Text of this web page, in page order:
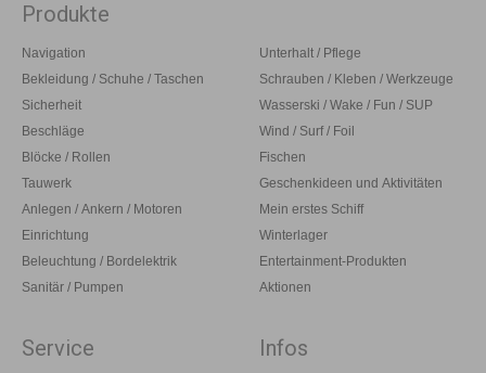
Produkte
Navigation
Bekleidung / Schuhe / Taschen
Sicherheit
Beschläge
Blöcke / Rollen
Tauwerk
Anlegen / Ankern / Motoren
Einrichtung
Beleuchtung / Bordelektrik
Sanitär / Pumpen
Unterhalt / Pflege
Schrauben / Kleben / Werkzeuge
Wasserski / Wake / Fun / SUP
Wind / Surf / Foil
Fischen
Geschenkideen und Aktivitäten
Mein erstes Schiff
Winterlager
Entertainment-Produkten
Aktionen
Service Infos